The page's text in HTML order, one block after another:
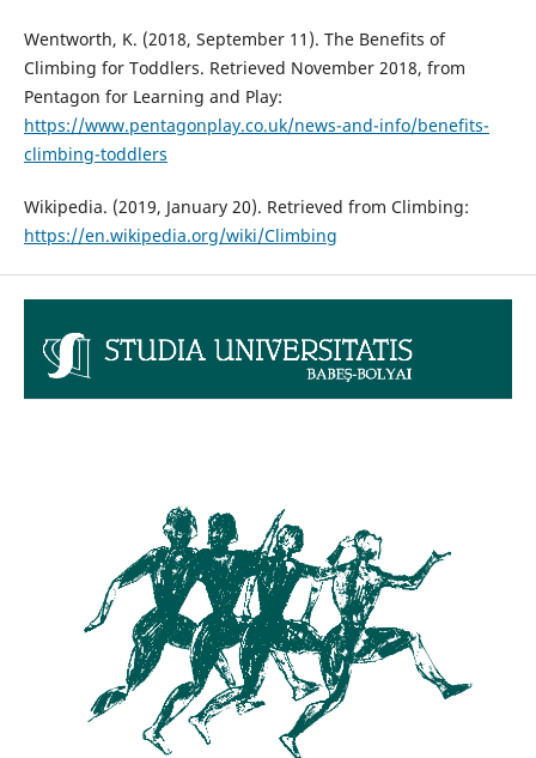
Wentworth, K. (2018, September 11). The Benefits of
Climbing for Toddlers. Retrieved November 2018, from
Pentagon for Learning and Play:
https://www.pentagonplay.co.uk/news-and-info/benefits-
climbing-toddlers
Wikipedia. (2019, January 20). Retrieved from Climbing:
https://en.wikipedia.org/wiki/Climbing